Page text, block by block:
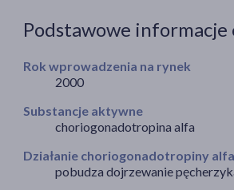
Podstawowe
Rok wprowadzenia na rynek
2000
Substancje aktywne
choriogonadotropina alfa
Działanie choriogonadotropiny alfa
pobudza dojrzewanie